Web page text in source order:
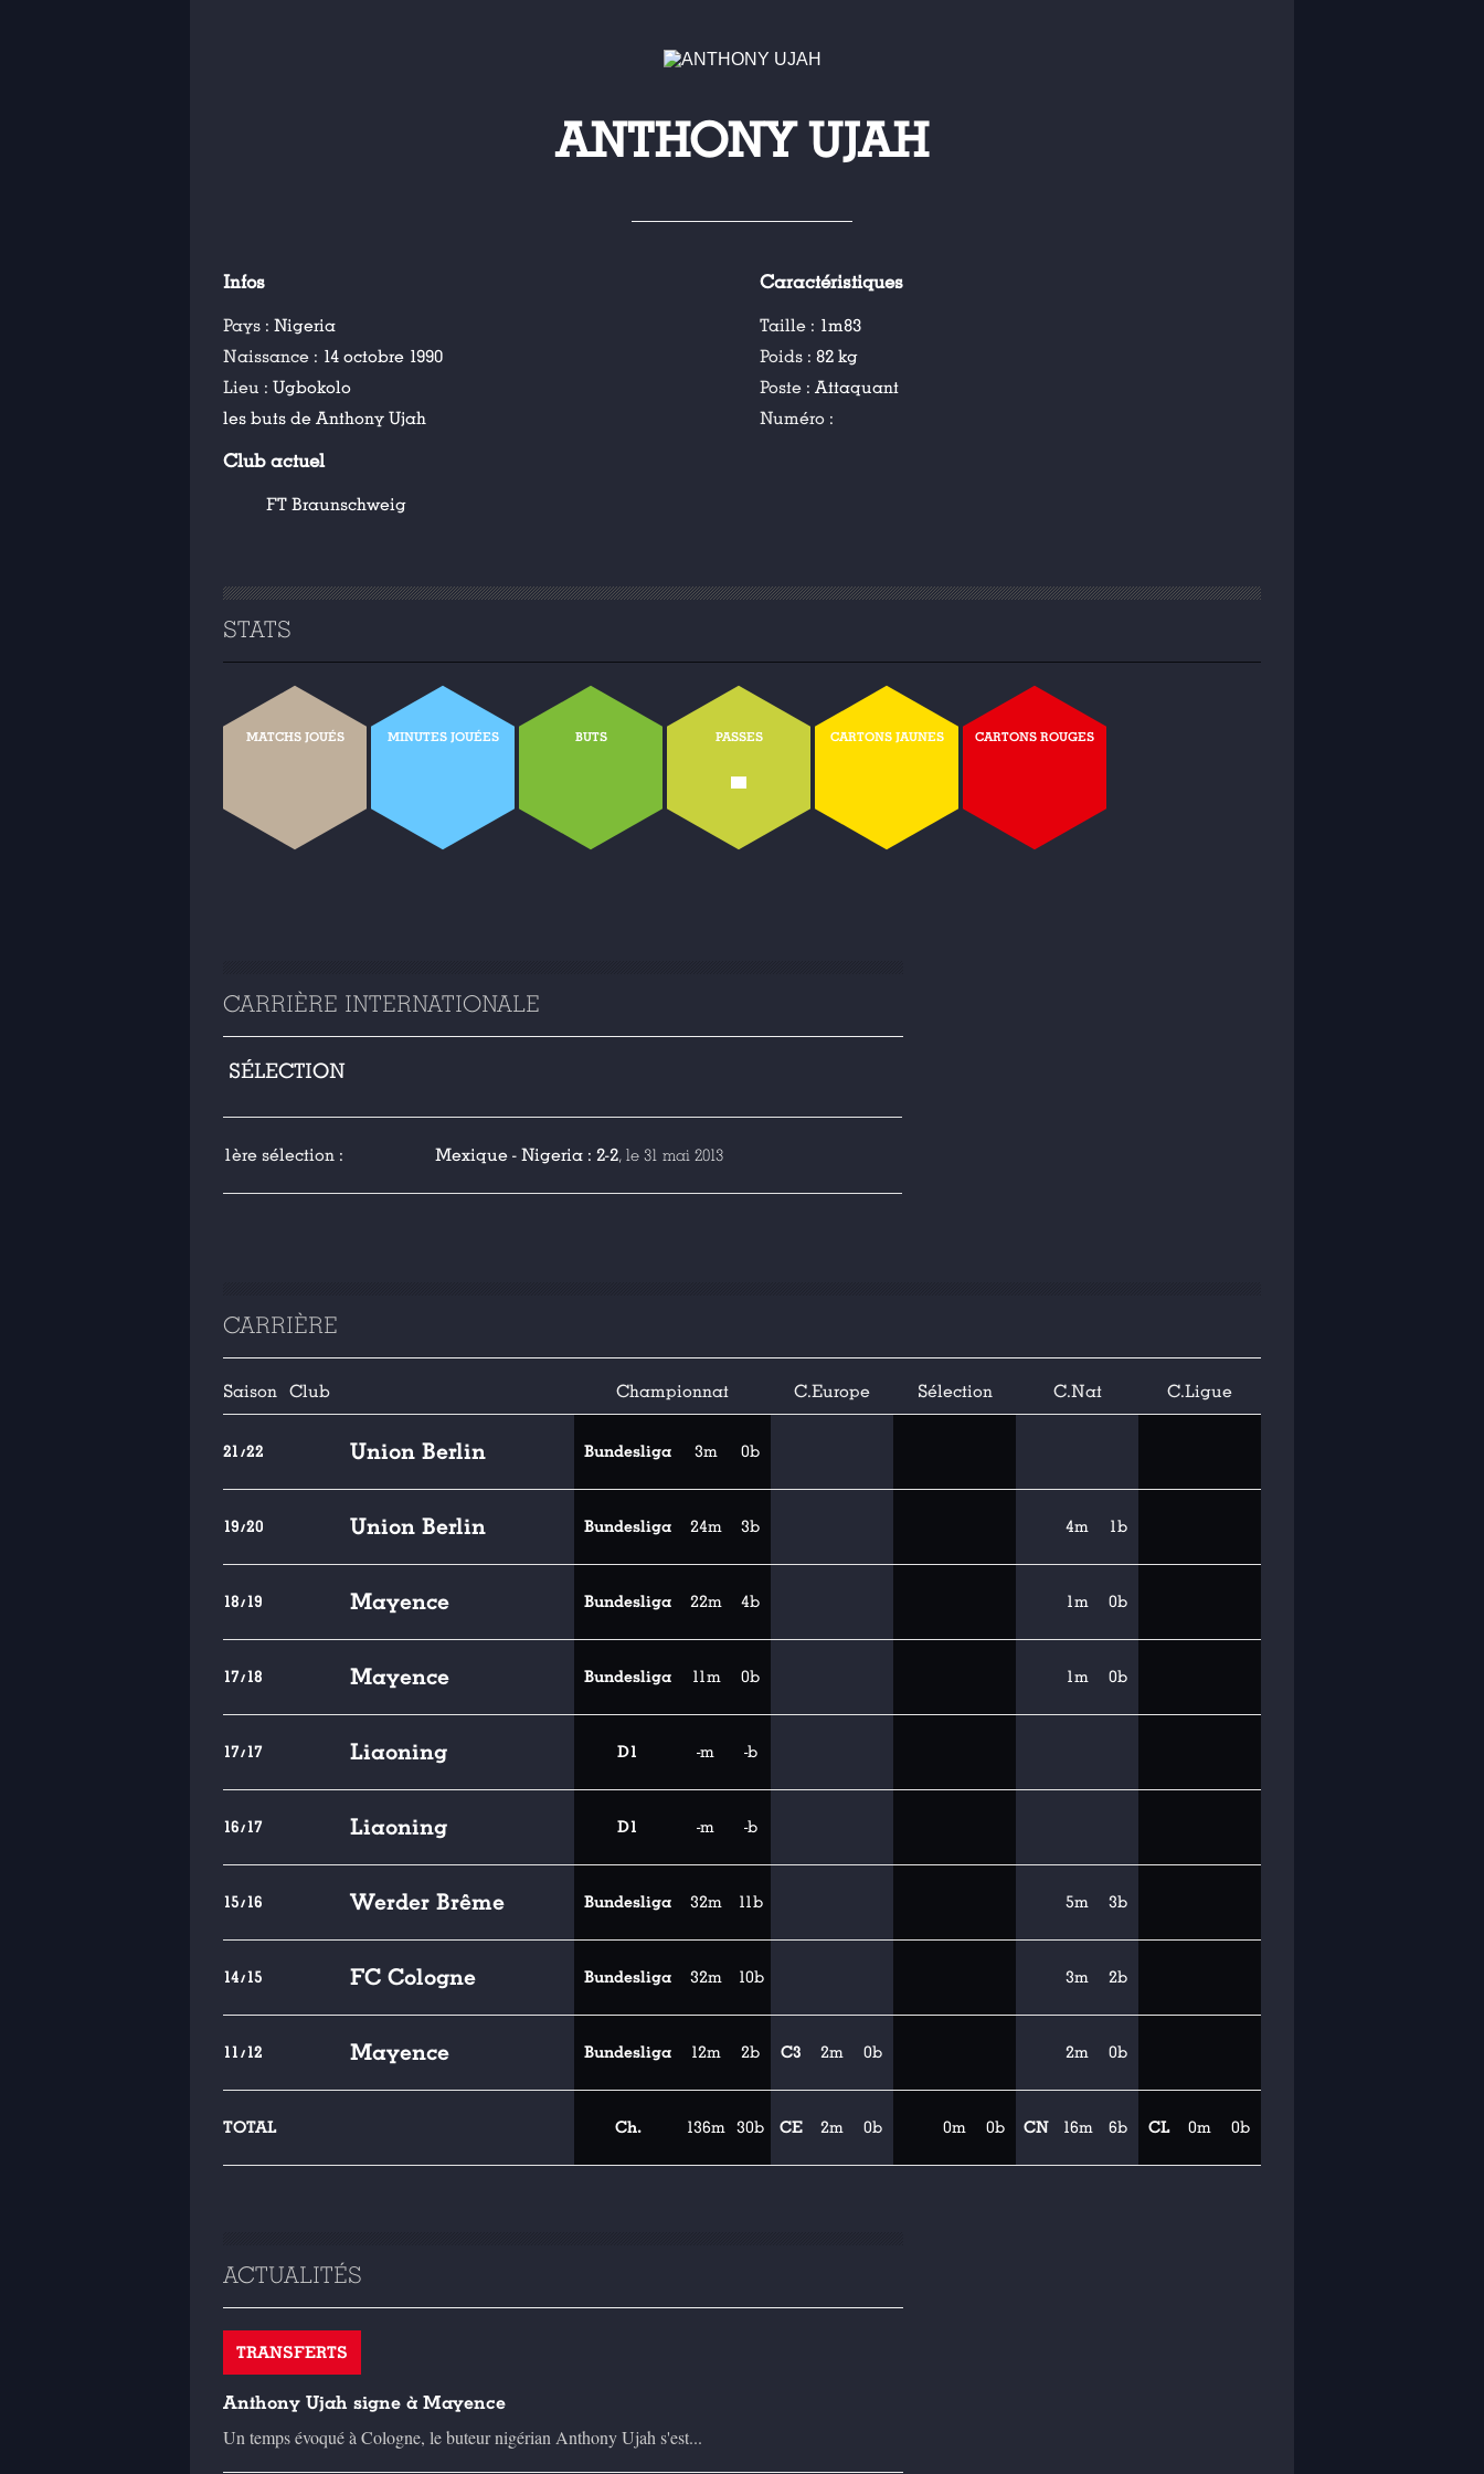
ANTHONY UJAH
Infos
Pays : Nigeria
Naissance : 14 octobre 1990
Lieu : Ugbokolo
les buts de Anthony Ujah
Caractéristiques
Taille : 1m83
Poids :82 kg
Poste :Attaquant
Numéro :
Club actuel
FT Braunschweig
STATS
MATCHS JOUÉS MINUTES JOUÉES BUTS PASSES
-
CARTONS JAUNES CARTONS ROUGES
CARRIÈRE INTERNATIONALE
SÉLECTION
1ère sélection : Mexique - Nigeria : 2-2, le 31 mai 2013
CARRIÈRE
Saison Club Championnat C.Europe Sélection C.Nat C.Ligue
21/22 Union Berlin Bundesliga 3m 0b
19/20 Union Berlin Bundesliga 24m 3b 4m 1b
18/19 Mayence Bundesliga 22m 4b 1m 0b
17/18 Mayence Bundesliga 11m 0b 1m 0b
17/17 Liaoning D1 -m -b
16/17 Liaoning D1 -m -b
15/16 Werder Brême Bundesliga 32m 11b 5m 3b
14/15 FC Cologne Bundesliga 32m 10b 3m 2b
11/12 Mayence Bundesliga 12m 2b C3 2m 0b 2m 0b
TOTAL Ch. 136m 30b CE 2m 0b 0m 0b CN 16m 6b CL 0m 0b
ACTUALITÉS
TRANSFERTS
Anthony Ujah signe à Mayence
Un temps évoqué à Cologne, le buteur nigérian Anthony Ujah s'est...